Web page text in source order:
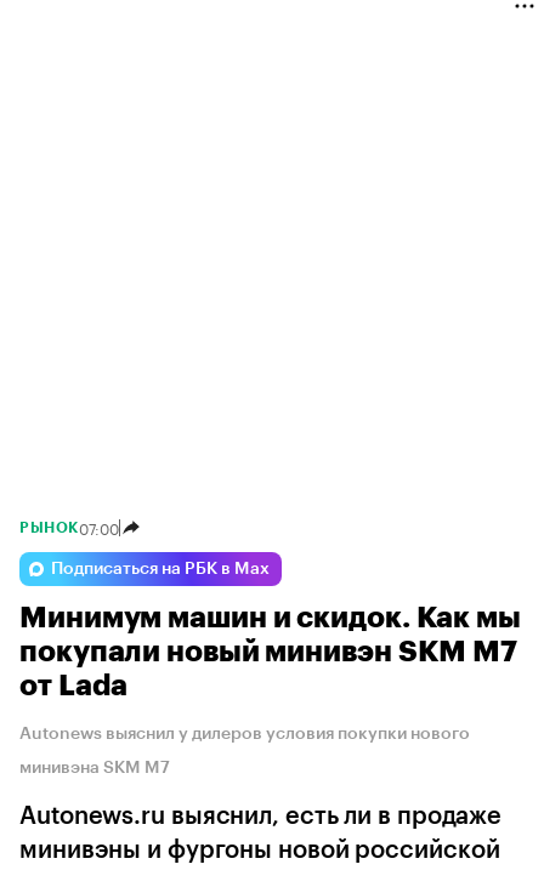
РЫНОК07:00
Подписаться на РБК в Max
Минимум машин и скидок. Как мы
покупали новый минивэн SKM M7
от Lada
Autonews выяснил у дилеров условия покупки нового
минивэна SKM M7
Autonews.ru выяснил, есть ли в продаже
минивэны и фургоны новой российской